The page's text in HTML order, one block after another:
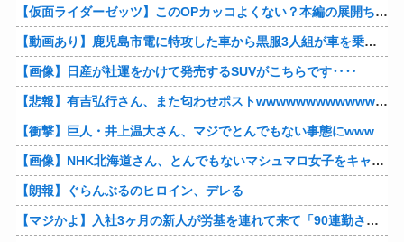
【仮面ライダーゼッツ】このOPカッコよくない？本編の展開ちゃんと反映してて完成度高いし
【動画あり】鹿児島市電に特攻した車から黒服3人組が車を乗り捨てて逃走
【画像】日産が社運をかけて発売するSUVがこちらです‥‥
【悲報】有吉弘行さん、また匂わせポストwwwwwwwwwwwwwwww
【衝撃】巨人・井上温大さん、マジでとんでもない事態にwww
【画像】NHK北海道さん、とんでもないマシュマロ女子をキャスターに起用してしまうwwwwwwww
【朗報】ぐらんぶるのヒロイン、デレる
【マジかよ】入社3ヶ月の新人が労基を連れて来て「90連勤させられました」「労働基準法違反です」→俺「彼は30連休中ですが?」